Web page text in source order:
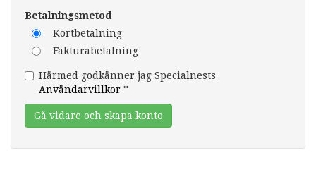
Betalningsmetod
Kortbetalning
Fakturabetalning
Härmed godkänner jag Specialnests
Användarvillkor *
Gå vidare och skapa konto